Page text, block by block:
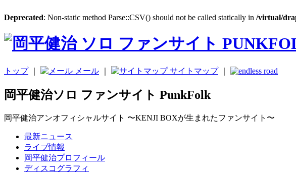
Deprecated: Non-static method Parse::CSV() should not be called statically in /virtual/
トップ｜ メール サイトマップ｜
岡平健治ソロ ファンサイト PunkFolk
岡平健治アンオフィシャルサイト 〜KENJI BOXが生まれたファンサイト〜
最新ニュース
ライブ情報
岡平健治プロフィール
ディスコグラフィ